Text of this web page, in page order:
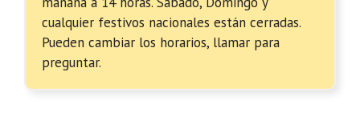
cualquier festivos nacionales están cerradas.
Pueden cambiar los horarios, llamar para
preguntar.